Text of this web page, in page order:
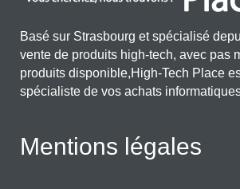
Basé sur Strasbourg et spécialisé
vente de produits high-tech, avec pas
produits disponible,High-Tech Place
spécialiste de vos achats
Mentions légales